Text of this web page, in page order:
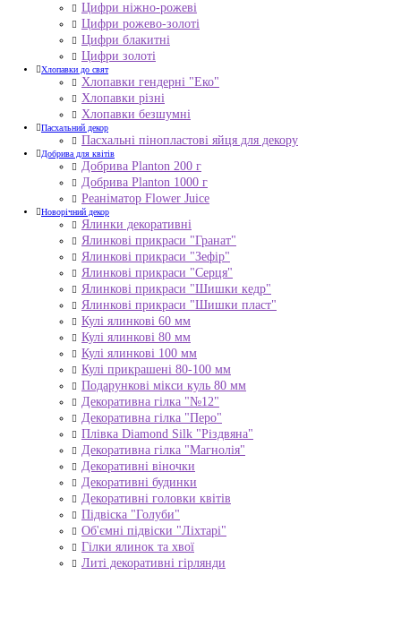
Цифри ніжно-рожеві
Цифри рожево-золоті
Цифри блакитні
Цифри золоті
Хлопавки до свят
Хлопавки гендерні "Еко"
Хлопавки різні
Хлопавки безшумні
Пасхальний декор
Пасхальні пінопластові яйця для декору
Добрива для квітів
Добрива Planton 200 г
Добрива Planton 1000 г
Реаніматор Flower Juice
Новорічний декор
Ялинки декоративні
Ялинкові прикраси "Гранат"
Ялинкові прикраси "Зефір"
Ялинкові прикраси "Серця"
Ялинкові прикраси "Шишки кедр"
Ялинкові прикраси "Шишки пласт"
Кулі ялинкові 60 мм
Кулі ялинкові 80 мм
Кулі ялинкові 100 мм
Кулі прикрашені 80-100 мм
Подарункові мікси куль 80 мм
Декоративна гілка "№12"
Декоративна гілка "Перо"
Плівка Diamond Silk "Різдвяна"
Декоративна гілка "Магнолія"
Декоративні віночки
Декоративні будинки
Декоративні головки квітів
Підвіска "Голуби"
Об'ємні підвіски "Ліхтарі"
Гілки ялинок та хвої
Литі декоративні гірлянди